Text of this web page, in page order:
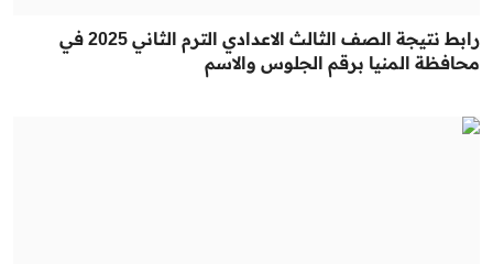
رابط نتيجة الصف الثالث الاعدادي الترم الثاني 2025 في
محافظة المنيا برقم الجلوس والاسم